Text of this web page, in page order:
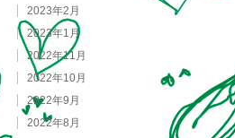
2023年2月
2023年1月
2022年11月
2022年10月
2022年9月
2022年8月